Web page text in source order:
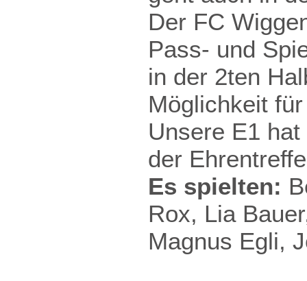
Der FC
Pass- und
in der 2ten
Möglichkeit
Unsere E1
der
Es spielten:
Rox, Lia
Magnus Egli,